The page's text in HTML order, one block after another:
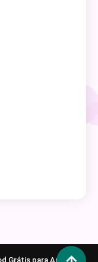
Grátis para Android